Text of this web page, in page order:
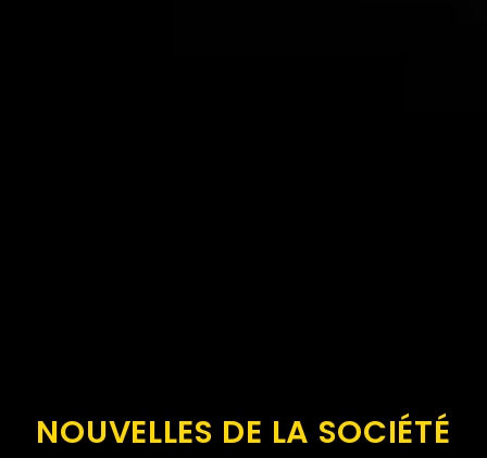
NOUVELLES DE LA SOCIÉTÉ